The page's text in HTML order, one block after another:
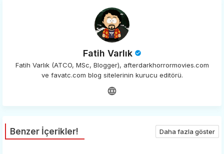
Fatih Varlık
Fatih Varlık (ATCO, MSc, Blogger), afterdarkhorrormovies.com
ve favatc.com blog sitelerinin kurucu editörü.
Benzer İçerikler! Daha fazla göster